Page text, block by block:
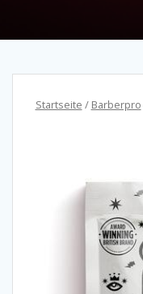
Startseite / Barberpro